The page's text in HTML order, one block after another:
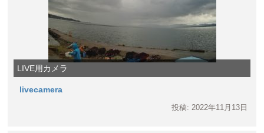
LIVE用カメラ
livecamera
投稿: 2022年11月13日